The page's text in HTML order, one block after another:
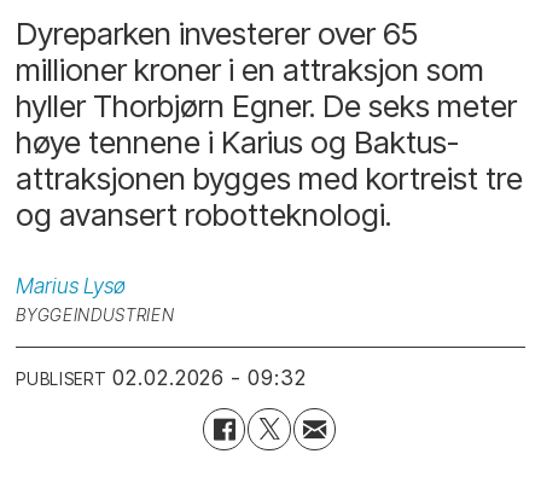
Dyreparken investerer over 65
millioner kroner i en attraksjon som
hyller Thorbjørn Egner. De seks meter
høye tennene i Karius og Baktus-
attraksjonen bygges med kortreist tre
og avansert robotteknologi.
Marius Lysø
BYGGEINDUSTRIEN
PUBLISERT 02.02.2026 - 09:32